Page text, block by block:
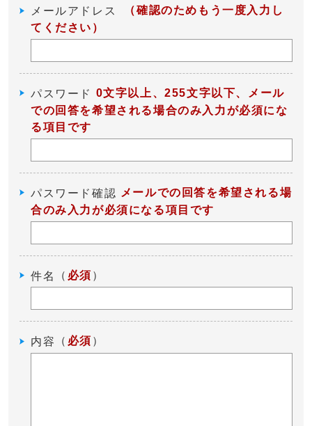
メールアドレス
（確認のためもう一度入力し
てください）
パスワード 0文字以上、255文字以下、メール
での回答を希望される場合のみ入力が必須にな
る項目です
パスワード確認 メールでの回答を希望される場
合のみ入力が必須になる項目です
件名 （ 必須 ）
内容 （ 必須 ）